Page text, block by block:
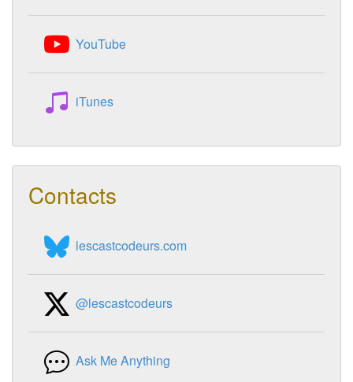
YouTube
iTunes
Contacts
lescastcodeurs.com
@lescastcodeurs
Ask Me Anything